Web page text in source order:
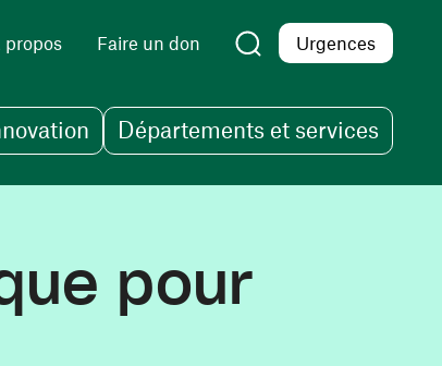
propos Faire un don Urgences
Départements et services
pour